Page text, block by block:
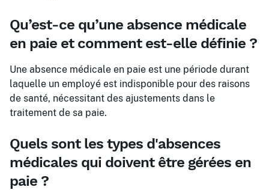
Qu’est-ce qu’une absence médicale
en paie et comment est-elle définie ?
Une absence médicale en paie est une période durant
laquelle un employé est indisponible pour des raisons
de santé, nécessitant des ajustements dans le
traitement de sa paie.
Quels sont les types d'absences
médicales qui doivent être gérées en
paie ?